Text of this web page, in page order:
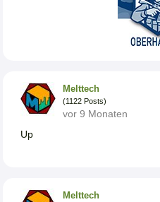
Melttech
(1122 Posts)
vor 9 Monaten
Up
Melttech